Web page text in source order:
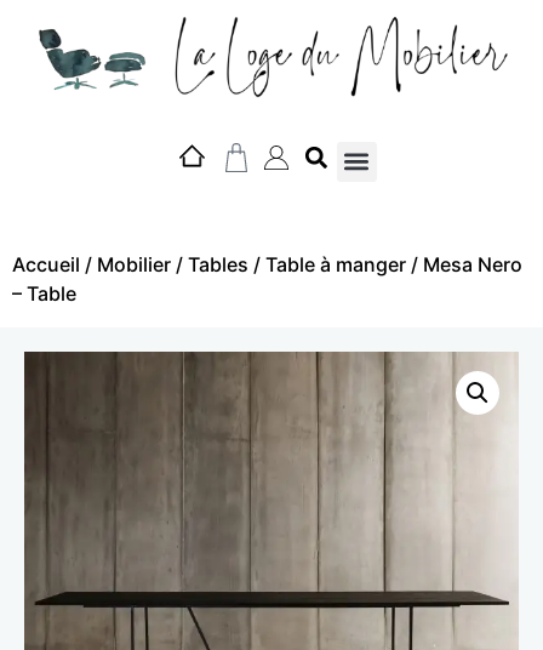
Accueil / Mobilier / Tables / Table à manger / Mesa Nero
– Table